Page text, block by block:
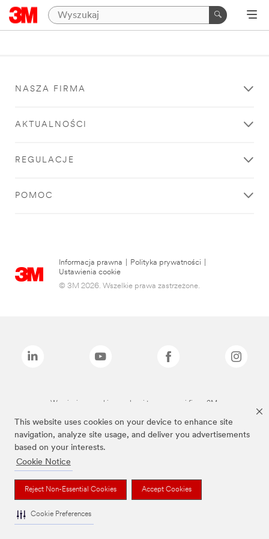
This website uses cookies on your device to enhance site
navigation, analyze site usage, and deliver you advertisements
based on your interests.
Cookie Notice
Reject Non-Essential Cookies Accept Cookies
Cookie Preferences
NASZA FIRMA
AKTUALNOŚCI
REGULACJE
POMOC
Informacja prawna Polityka prywatności
Ustawienia cookie
© 3M 2026. Wszelkie prawa zastrzeżone.
Wymienione marki są znakami towarowymi firmy 3M.